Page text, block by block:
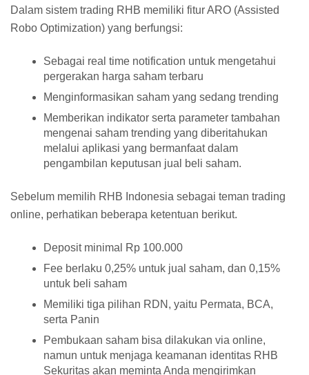
Dalam sistem trading RHB memiliki fitur ARO (Assisted
Robo Optimization) yang berfungsi:
Sebagai real time notification untuk mengetahui
pergerakan harga saham terbaru
Menginformasikan saham yang sedang trending
Memberikan indikator serta parameter tambahan
mengenai saham trending yang diberitahukan
melalui aplikasi yang bermanfaat dalam
pengambilan keputusan jual beli saham.
Sebelum memilih RHB Indonesia sebagai teman trading
online, perhatikan beberapa ketentuan berikut.
Deposit minimal Rp 100.000
Fee berlaku 0,25% untuk jual saham, dan 0,15%
untuk beli saham
Memiliki tiga pilihan RDN, yaitu Permata, BCA,
serta Panin
Pembukaan saham bisa dilakukan via online,
namun untuk menjaga keamanan identitas RHB
Sekuritas akan meminta Anda mengirimkan